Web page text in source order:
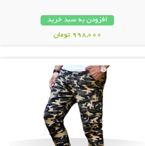
افزودن به سبد خرید
998,000 تومان